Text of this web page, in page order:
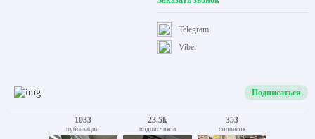
Viber
Telegram
Подписаться
1033
публикации
23.5k
подписчиков
353
подписок